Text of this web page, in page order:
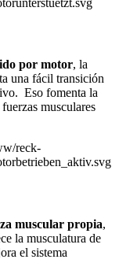
por motor, la
una fácil transición
Eso fomenta la
musculares
muscular propia,
la musculatura de
el sistema